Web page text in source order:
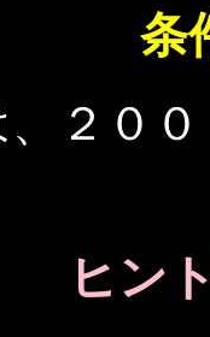
条
、２０
ヒン